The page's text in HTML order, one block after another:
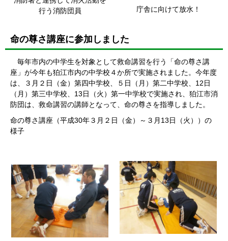
行う消防団員
庁舎に向けて放水！
命の尊さ講座に参加しました
毎年市内の中学生を対象として救命講習を行う「命の尊さ講
座」が今年も狛江市内の中学校４か所で実施されました。今年度
は、３月２日（金）第四中学校、５日（月）第二中学校、12日
（月）第三中学校、13日（火）第一中学校で実施され、狛江市消
防団は、救命講習の講師となって、命の尊さを指導しました。
命の尊さ講座（平成30年３月２日（金）～３月13日（火））の
様子